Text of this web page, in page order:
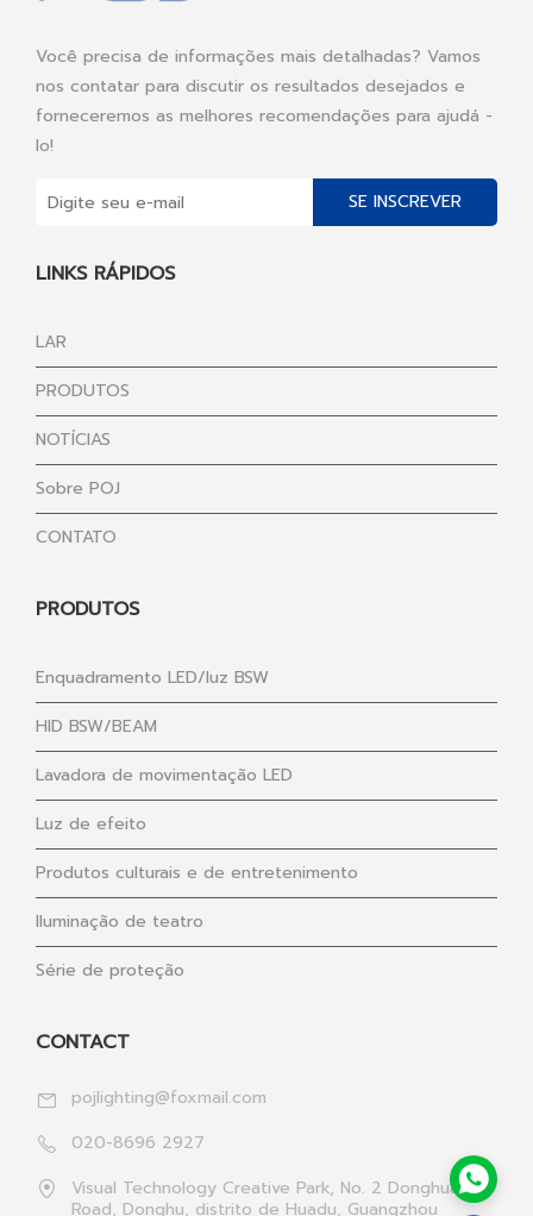
Você precisa de informações mais detalhadas? Vamos
nos contatar para discutir os resultados desejados e
forneceremos as melhores recomendações para ajudá -
lo!
SE INSCREVER
LINKS RÁPIDOS
LAR
PRODUTOS
NOTÍCIAS
Sobre POJ
CONTATO
PRODUTOS
Enquadramento LED/luz BSW
HID BSW/BEAM
Lavadora de movimentação LED
Luz de efeito
Produtos culturais e de entretenimento
Iluminação de teatro
Série de proteção
CONTACT
pojlighting@foxmail.com
020-8696 2927
Visual Technology Creative Park, No. 2 Donghua 1st
Road, Donghu, distrito de Huadu, Guangzhou